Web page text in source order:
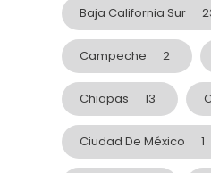
Baja California Sur
Campeche 2
Chiapas 13
Ciudad De México 1